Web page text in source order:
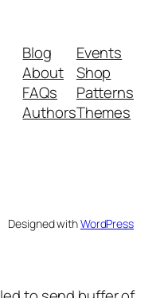
Blog
About
FAQs
Authors
Events
Shop
Patterns
Themes
Designed withWordPress